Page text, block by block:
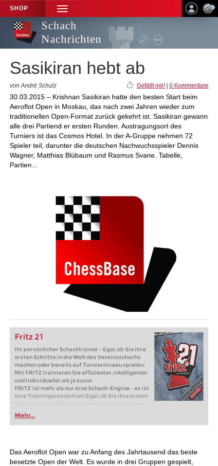
SHOP
TOGGLE
NAVIGATION
Schach
Nachrichten
Sasikiran hebt ab
von André Schulz Gefällt mir! 0 Kommentare
30.03.2015 – Krishnan Sasikiran hatte den besten Start beim
Aeroflot Open in Moskau, das nach zwei Jahren wieder zum
traditionellen Open-Format zurück gekehrt ist. Sasikiran gewann
alle drei Partiend er ersten Runden. Austragungsort des
Turniers ist das Cosmos Hotel. In der A-Gruppe nehmen 72
Spieler teil, darunter die deutschen Nachwuchsspieler Dennis
Wagner, Matthias Blübaum und Rasmus Svane. Tabelle,
Partien...
Fritz 21
Ihr persönlicher Schachtrainer - Egal, ob Sie Ihre
ersten Schritte in die Welt des Vereinsschachs
machen oder bereits auf Turnierniveau spielen:
Mit FRITZ trainieren Sie effizienter, intelligenter
und individueller als je zuvor.
FRITZ ist mehr als nur eine Schach-Engine – es ist
eine Trainingsrevolution! Egal, ob Sie Ihre ersten
Schritte in die Welt des Vereinsschachs machen
oder bereits auf Turnierniveau spielen: Mit
FRITZ trainieren Sie effizienter, intelligenter und
individueller als je zuvor.
Mehr...
Das Aeroflot Open war zu Anfang des Jahrtausend das beste
besetzte Open der Welt. Es wurde in drei Gruppen gespielt,